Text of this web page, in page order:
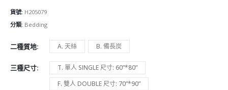
貨號: H205079
分類: Bedding
二種質地 A. 天絲 B. 備長炭
三種尺寸
T. 單人 SINGLE 尺寸: 60”*80”
F. 雙人 DOUBLE 尺寸: 70”*90”